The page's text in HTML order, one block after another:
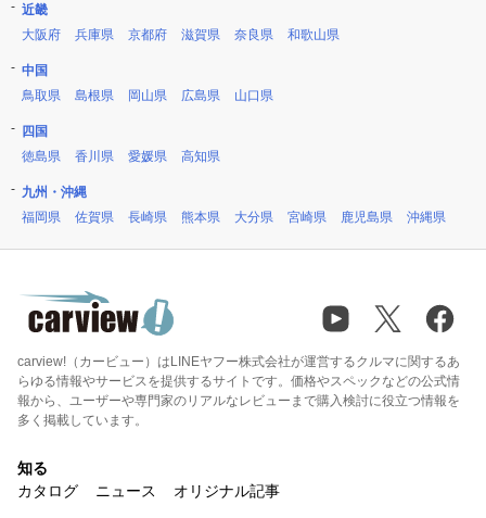
近畿
大阪府
兵庫県 京都府 滋賀県 奈良県 和歌山県
中国
鳥取県
島根県 岡山県 広島県 山口県
四国
徳島県
香川県 愛媛県 高知県
九州・沖縄
福岡県
佐賀県 長崎県 熊本県 大分県 宮崎県 鹿児島県 沖縄県
carview!（カービュー）はLINEヤフー株式会社が運営するクルマに関するあ
らゆる情報やサービスを提供するサイトです。価格やスペックなどの公式情
報から、ユーザーや専門家のリアルなレビューまで購入検討に役立つ情報を
多く掲載しています。
知る
カタログ
ニュース オリジナル記事